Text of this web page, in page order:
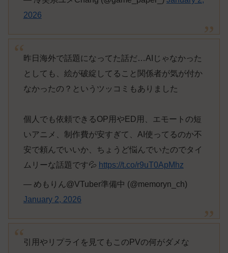
2026
昨日海外で話題になってた話だ…AIじゃなかった
としても、絵が破綻してること関係者が気が付か
なかったの？というツッコミもありました
個人でも依頼できるOP用やED用、エモートの短
いアニメ、制作費が安すぎて、AI使ってるのか不
安で頼んでいいか、ちょうど悩んでいたのでタイ
ムリーな話題です💦 https://t.co/r9uT0ApMhz
— めもりん@VTuber準備中 (@memoryn_ch)
January 2, 2026
引用やリプライを見てもこのPVの何がダメな